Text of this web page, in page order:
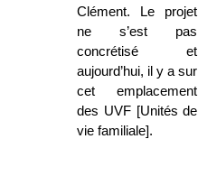
Clément. Le projet
ne s’est pas
concrétisé et
aujourd’hui, il y a sur
cet emplacement
des UVF [Unités de
vie familiale].